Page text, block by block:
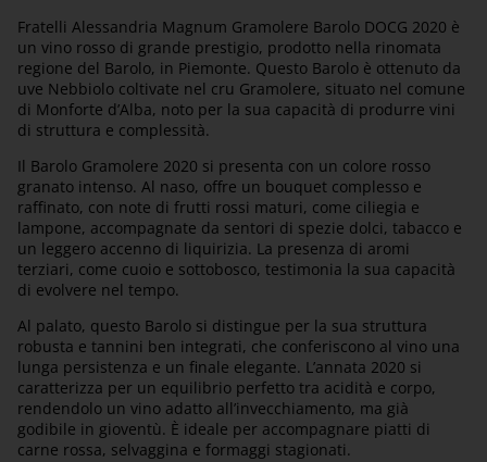
Fratelli Alessandria Magnum Gramolere Barolo DOCG 2020 è
un vino rosso di grande prestigio, prodotto nella rinomata
regione del Barolo, in Piemonte. Questo Barolo è ottenuto da
uve Nebbiolo coltivate nel cru Gramolere, situato nel comune
di Monforte d’Alba, noto per la sua capacità di produrre vini
di struttura e complessità.
Il Barolo Gramolere 2020 si presenta con un colore rosso
granato intenso. Al naso, offre un bouquet complesso e
raffinato, con note di frutti rossi maturi, come ciliegia e
lampone, accompagnate da sentori di spezie dolci, tabacco e
un leggero accenno di liquirizia. La presenza di aromi
terziari, come cuoio e sottobosco, testimonia la sua capacità
di evolvere nel tempo.
Al palato, questo Barolo si distingue per la sua struttura
robusta e tannini ben integrati, che conferiscono al vino una
lunga persistenza e un finale elegante. L’annata 2020 si
caratterizza per un equilibrio perfetto tra acidità e corpo,
rendendolo un vino adatto all’invecchiamento, ma già
godibile in gioventù. È ideale per accompagnare piatti di
carne rossa, selvaggina e formaggi stagionati.